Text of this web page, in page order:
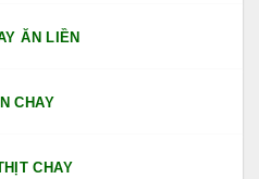
ĂN LIỀN
CHAY
CHAY